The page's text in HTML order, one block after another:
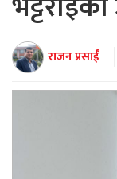
राजन प्रसाईं